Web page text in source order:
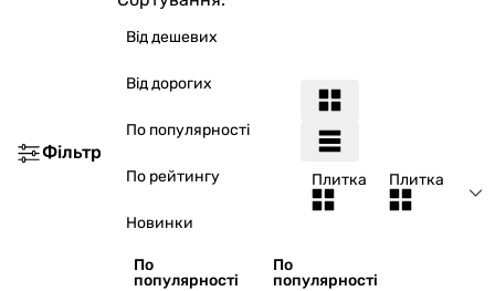
Фільтр
Від дешевих
Від дорогих
По популярності
По рейтингу
Новинки
По
популярності
По
популярності
Плитка Плитка